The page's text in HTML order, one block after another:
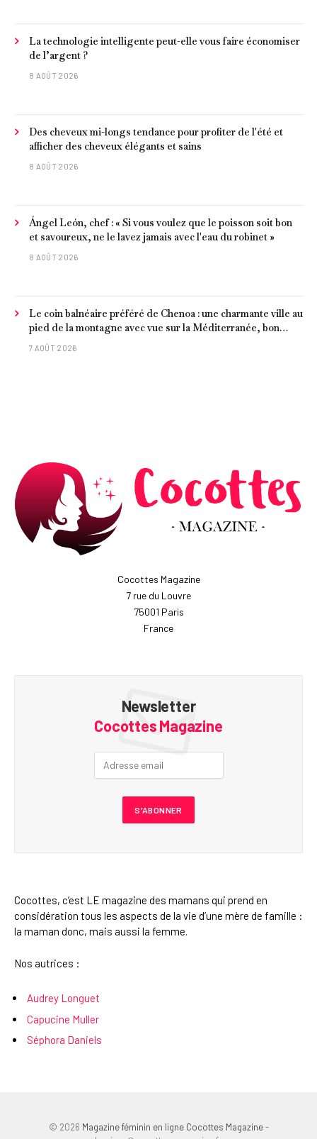
La technologie intelligente peut-elle vous faire économiser
de l’argent ?
8 AOÛT 2026
Des cheveux mi-longs tendance pour profiter de l'été et
afficher des cheveux élégants et sains
8 AOÛT 2026
Ángel León, chef : « Si vous voulez que le poisson soit bon
et savoureux, ne le lavez jamais avec l'eau du robinet »
8 AOÛT 2026
Le coin balnéaire préféré de Chenoa : une charmante ville au
pied de la montagne avec vue sur la Méditerranée, bon
poisson et criques isolées
7 AOÛT 2026
Cocottes Magazine
7 rue du Louvre
75001 Paris
France
Newsletter
Cocottes Magazine
Cocottes, c’est LE magazine des mamans qui prend en
considération tous les aspects de la vie d’une mère de famille :
la maman donc, mais aussi la femme.
Nos autrices :
Audrey Longuet
Capucine Muller
Séphora Daniels
© 2026 Magazine féminin en ligne Cocottes Magazine-